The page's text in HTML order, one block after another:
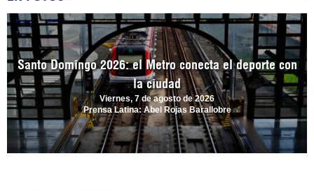
Santo Domingo 2026: el Metro conecta el deporte con
la ciudad
Viernes, 7 de agosto de 2026
Prensa Latina: Abel Rojas Barallobre